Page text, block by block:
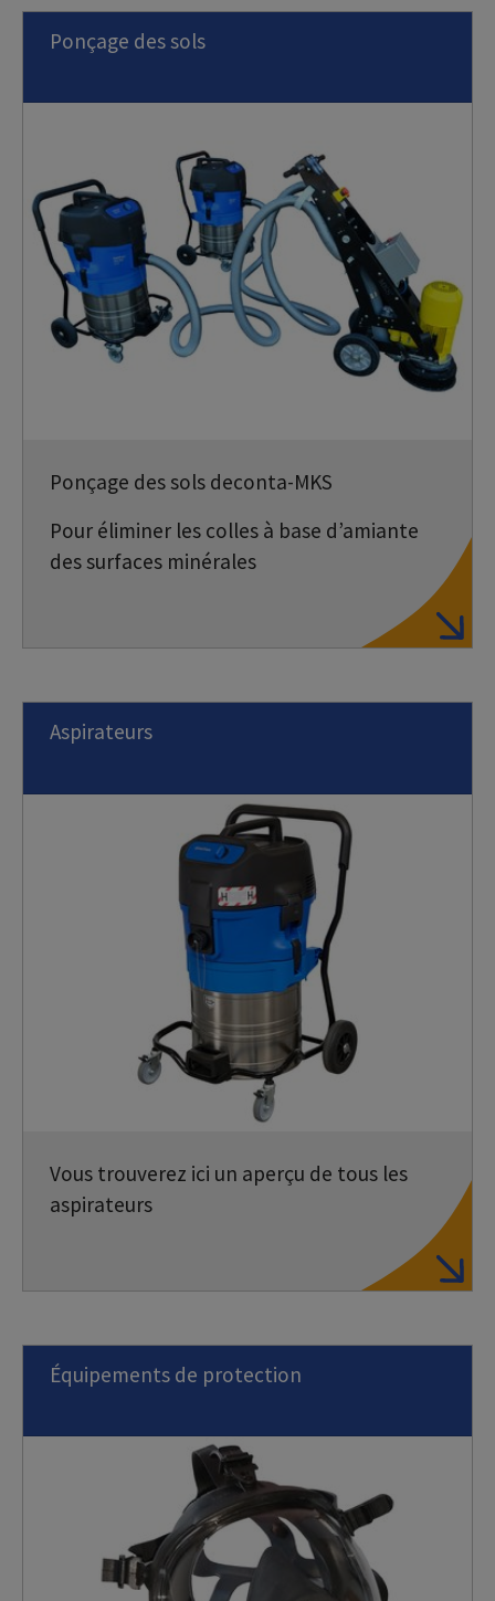
Ponçage des sols
Ponçage des sols deconta-MKS
Pour éliminer les colles à base d’amiante
des surfaces minérales
Aspirateurs
Vous trouverez ici un aperçu de tous les
aspirateurs
Équipements de protection